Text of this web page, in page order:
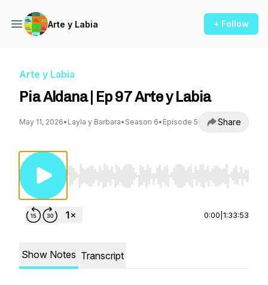
Arte y Labia + Follow
Arte y Labia
Pia Aldana | Ep 97 Arte y Labia
May 11, 2026• Layla y Barbara• Season 6• Episode 5 Share
Use Left/Right to seek, Home/End to jump
0:00 1:33:53
Show Notes Transcript